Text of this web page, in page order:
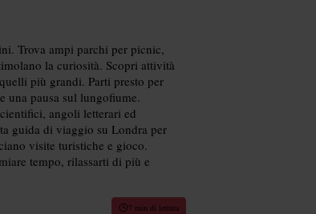
Trova ampi parchi per picnic,
la curiosità. Scopri attività
più grandi. Parti presto per
una pausa sul lungofiume.
angoli letterari ed
guida di viaggio su Londra per
visite turistiche e gioco.
tempo, rilassarti di più e
7 min di lettura